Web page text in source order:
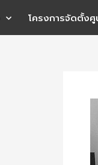
โครงการจัดตั้ง